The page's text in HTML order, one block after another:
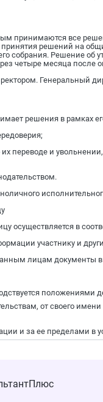
принимаются все
решений на
собрания. Решение об
четыре месяца после
Генеральный
решения в рамках
переводе и
осуществляется в
участнику и
лицам документы
положениями
от своего
и за ее пределами в